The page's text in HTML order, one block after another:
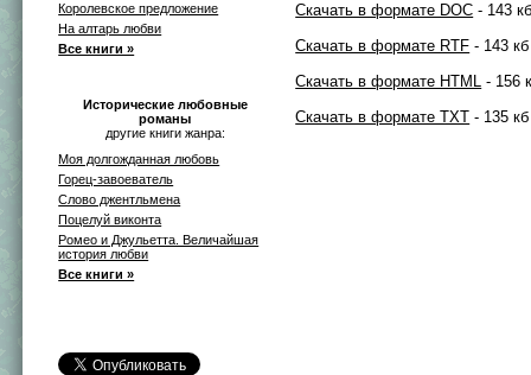
Королевское предложение
На алтарь любви
Все книги »
Исторические любовные
романы
другие книги жанра:
Моя долгожданная любовь
Горец-завоеватель
Слово джентльмена
Поцелуй виконта
Ромео и Джульетта. Величайшая
история любви
Все книги »
Скачать в формате DOC - 143
Скачать в формате RTF - 143 кб
Скачать в формате HTML - 156
Скачать в формате TXT - 135 кб